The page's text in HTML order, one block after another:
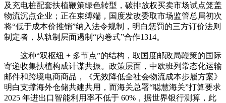
及充电桩配套扶植鞭策绿色转型，碳排放权买卖市场试点笼盖
物流沉点企业；正在束缚端，国度发改委取市场监管总局初次
将“低于成本价推销”纳入法令规制，明白惩罚的三方订价法则
制定者，从轨制层面遏制“内卷式”合作1314。
这种“双枢纽 + 多节点”的结构，取国度邮政局鞭策的国际
寄递收集扶植构成计谋共振。政策层面，中欧班列常态化运输
邮件和跨境电商商品，《无效降低全社会物流成本步履方案》
明白支撑海外仓储共建共用，而海关总署“聪慧海关”打算要求
2025 年进出口智能利用率不低于 60%，据世界银行测算，此